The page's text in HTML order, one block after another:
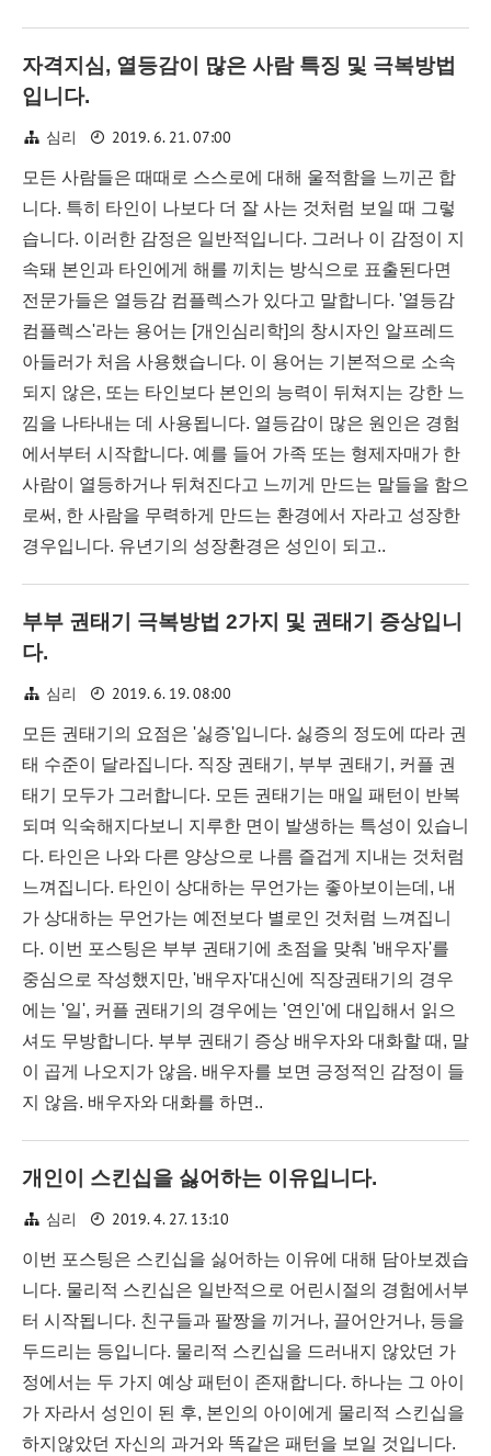
자격지심, 열등감이 많은 사람 특징 및 극복방법
입니다.
심리 2019. 6. 21. 07:00
모든 사람들은 때때로 스스로에 대해 울적함을 느끼곤 합
니다. 특히 타인이 나보다 더 잘 사는 것처럼 보일 때 그렇
습니다. 이러한 감정은 일반적입니다. 그러나 이 감정이 지
속돼 본인과 타인에게 해를 끼치는 방식으로 표출된다면
전문가들은 열등감 컴플렉스가 있다고 말합니다. '열등감
컴플렉스'라는 용어는 [개인심리학]의 창시자인 알프레드
아들러가 처음 사용했습니다. 이 용어는 기본적으로 소속
되지 않은, 또는 타인보다 본인의 능력이 뒤쳐지는 강한 느
낌을 나타내는 데 사용됩니다. 열등감이 많은 원인은 경험
에서부터 시작합니다. 예를 들어 가족 또는 형제자매가 한
사람이 열등하거나 뒤쳐진다고 느끼게 만드는 말들을 함으
로써, 한 사람을 무력하게 만드는 환경에서 자라고 성장한
경우입니다. 유년기의 성장환경은 성인이 되고..
부부 권태기 극복방법 2가지 및 권태기 증상입니
다.
심리 2019. 6. 19. 08:00
모든 권태기의 요점은 '싫증'입니다. 싫증의 정도에 따라 권
태 수준이 달라집니다. 직장 권태기, 부부 권태기, 커플 권
태기 모두가 그러합니다. 모든 권태기는 매일 패턴이 반복
되며 익숙해지다보니 지루한 면이 발생하는 특성이 있습니
다. 타인은 나와 다른 양상으로 나름 즐겁게 지내는 것처럼
느껴집니다. 타인이 상대하는 무언가는 좋아보이는데, 내
가 상대하는 무언가는 예전보다 별로인 것처럼 느껴집니
다. 이번 포스팅은 부부 권태기에 초점을 맞춰 '배우자'를
중심으로 작성했지만, '배우자'대신에 직장권태기의 경우
에는 '일', 커플 권태기의 경우에는 '연인'에 대입해서 읽으
셔도 무방합니다. 부부 권태기 증상 배우자와 대화할 때, 말
이 곱게 나오지가 않음. 배우자를 보면 긍정적인 감정이 들
지 않음. 배우자와 대화를 하면..
개인이 스킨십을 싫어하는 이유입니다.
심리 2019. 4. 27. 13:10
이번 포스팅은 스킨십을 싫어하는 이유에 대해 담아보겠습
니다. 물리적 스킨십은 일반적으로 어린시절의 경험에서부
터 시작됩니다. 친구들과 팔짱을 끼거나, 끌어안거나, 등을
두드리는 등입니다. 물리적 스킨십을 드러내지 않았던 가
정에서는 두 가지 예상 패턴이 존재합니다. 하나는 그 아이
가 자라서 성인이 된 후, 본인의 아이에게 물리적 스킨십을
하지않았던 자신의 과거와 똑같은 패턴을 보일 것입니다.